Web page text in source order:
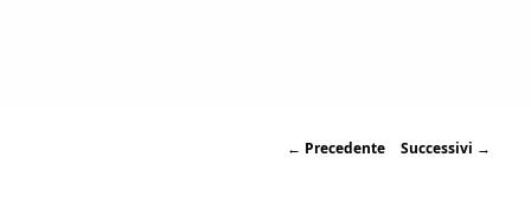
← Precedente Successivi →